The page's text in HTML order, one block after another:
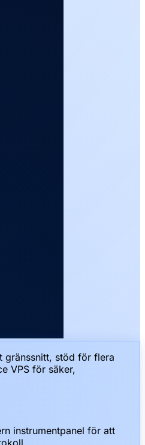
gränssnitt, stöd för flera
VPS för säker,
instrumentpanel för att